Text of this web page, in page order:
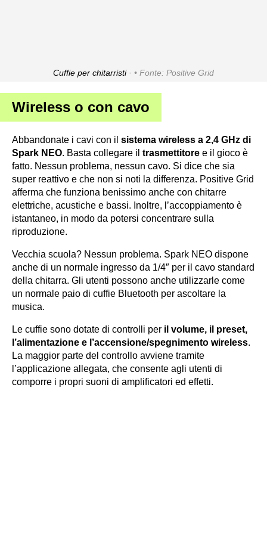
Cuffie per chitarristi · Fonte: Positive Grid
Wireless o con cavo
Abbandonate i cavi con il sistema wireless a 2,4 GHz di
Spark NEO. Basta collegare il trasmettitore e il gioco è
fatto. Nessun problema, nessun cavo. Si dice che sia
super reattivo e che non si noti la differenza. Positive Grid
afferma che funziona benissimo anche con chitarre
elettriche, acustiche e bassi. Inoltre, l’accoppiamento è
istantaneo, in modo da potersi concentrare sulla
riproduzione.
Vecchia scuola? Nessun problema. Spark NEO dispone
anche di un normale ingresso da 1/4″ per il cavo standard
della chitarra. Gli utenti possono anche utilizzarle come
un normale paio di cuffie Bluetooth per ascoltare la
musica.
Le cuffie sono dotate di controlli per il volume, il preset,
l’alimentazione e l’accensione/spegnimento wireless.
La maggior parte del controllo avviene tramite
l’applicazione allegata, che consente agli utenti di
comporre i propri suoni di amplificatori ed effetti.